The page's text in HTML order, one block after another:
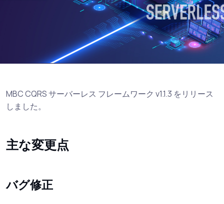
MBC CQRS サーバーレス フレームワーク v1.1.3 をリリース
しました。
主な変更点
バグ修正